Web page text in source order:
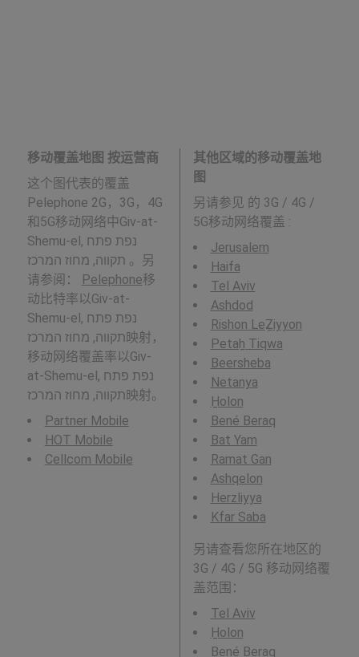
移动覆盖地图 按运营商
这个图代表的覆盖
Pelephone 2G，3G，4G
和5G移动网络中Giv-at-
Shemu-el, נפת פתח
תקווה, מחוז המרכז 。另
请参阅：
Pelephone移
动比特率以Giv-at-
Shemu-el, נפת פתח
תקווה, מחוז המרכז映射，
移动网络覆盖率以Giv-
at-Shemu-el, נפת פתח
תקווה, מחוז המרכז映射。
Partner Mobile
HOT Mobile
Cellcom Mobile
其他区域的移动覆盖地
图
另请参见 的 3G / 4G /
5G移动网络覆盖 :
Jerusalem
Haifa
Tel Aviv
Ashdod
Rishon LeẔiyyon
Petaẖ Tiqwa
Beersheba
Netanya
H̱olon
Bené Beraq
Bat Yam
Ramat Gan
Ashqelon
Herzliyya
Kfar Saba
另请查看您所在地区的
3G / 4G / 5G 移动网络覆
盖范围：
Tel Aviv
H̱olon
Bené Beraq